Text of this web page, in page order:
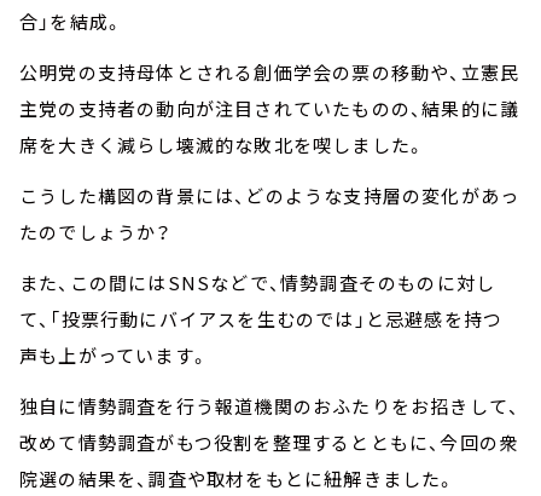
合」を結成。
公明党の支持母体とされる創価学会の票の移動や、立憲民
主党の支持者の動向が注目されていたものの、結果的に議
席を大きく減らし壊滅的な敗北を喫しました。
こうした構図の背景には、どのような支持層の変化があっ
たのでしょうか？
また、この間にはSNSなどで、情勢調査そのものに対し
て、「投票行動にバイアスを生むのでは」と忌避感を持つ
声も上がっています。
独自に情勢調査を行う報道機関のおふたりをお招きして、
改めて情勢調査がもつ役割を整理するとともに、今回の衆
院選の結果を、調査や取材をもとに紐解きました。